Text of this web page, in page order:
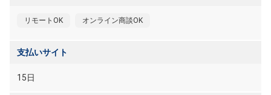
リモートOK オンライン商談OK
支払いサイト
15日